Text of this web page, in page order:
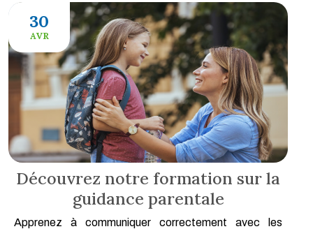
30
AVR
Découvrez notre formation sur la
guidance parentale
Apprenez à communiquer correctement avec les